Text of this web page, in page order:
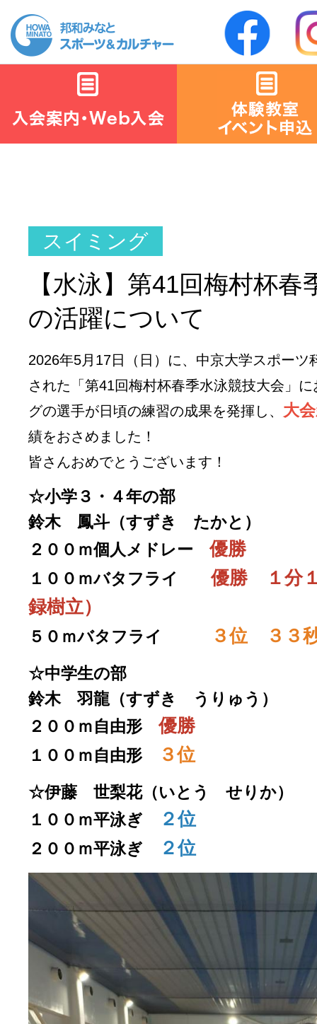
【水泳】第41回梅村杯
の活躍について
2026年5月17日（日）に、中京大学スポーツ
された「第41回梅村杯春季水泳競技大会」
グの選手が日頃の練習の成果を発揮し、 大
績をおさめました！
皆さんおめでとうございます！
☆小学３・４年の部
鈴木 鳳斗（すずき たかと）
２００ｍ個人メドレー優勝
１００ｍバタフライ優勝 １分
録樹立）
５０ｍバタフライ ３位 ３３
☆中学生の部
鈴木 羽龍（すずき うりゅう）
２００ｍ自由形優勝
１００ｍ自由形 ３位
☆伊藤 世梨花（いとう せりか）
１００ｍ平泳ぎ
２位
２００ｍ平泳ぎ ２位